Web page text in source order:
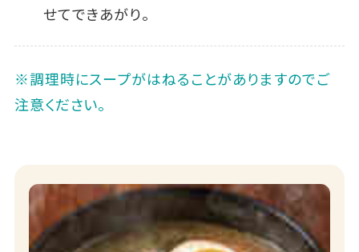
せてできあがり。
※調理時にスープがはねることがありますのでご
注意ください。